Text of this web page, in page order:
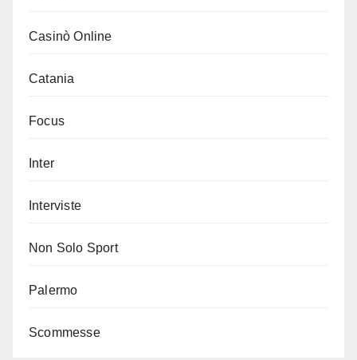
Casinò Online
Catania
Focus
Inter
Interviste
Non Solo Sport
Palermo
Scommesse